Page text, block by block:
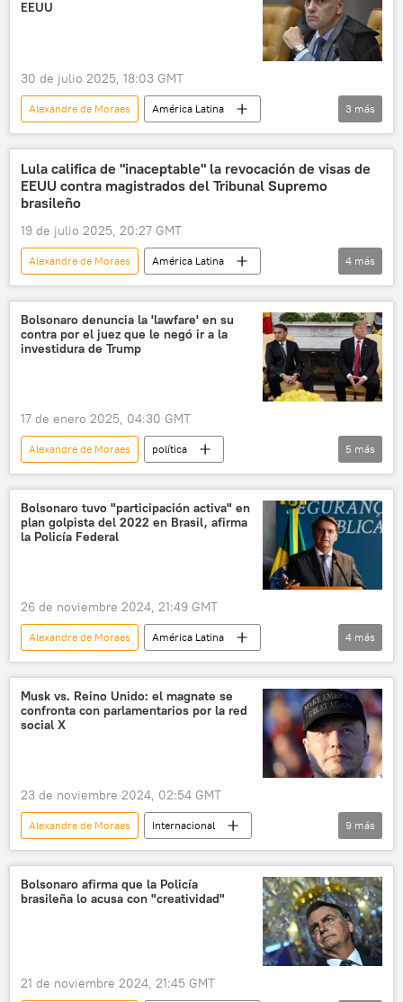
Oficina para el Control de Activos Extranjeros (OFAC)
EEUU
30 de julio 2025, 18:03 GMT
Alexandre de Moraes
América Latina
EEUU
Brasil
política
sanciones
3 más
Lula califica de "inaceptable" la revocación de visas de
EEUU contra magistrados del Tribunal Supremo
brasileño
19 de julio 2025, 20:27 GMT
Alexandre de Moraes
América Latina
Marco Rubio
política
Brasil
EEUU
4 más
Bolsonaro denuncia la 'lawfare' en su
contra por el juez que le negó ir a la
investidura de Trump
17 de enero 2025, 04:30 GMT
Alexandre de Moraes
política
Jair Bolsonaro
Donald Trump
Brasil
EEUU
América Latina
5 más
Bolsonaro tuvo "participación activa" en
plan golpista del 2022 en Brasil, afirma
la Policía Federal
26 de noviembre 2024, 21:49 GMT
Alexandre de Moraes
América Latina
política
Jair Bolsonaro
Brasil
golpe de Estado
4 más
Musk vs. Reino Unido: el magnate se
confronta con parlamentarios por la red
social X
23 de noviembre 2024, 02:54 GMT
Alexandre de Moraes
Internacional
política
Elon Musk
Chi Onwurah
Brasil
Reino Unido
X (red social)
The Guardian
9 más
Bolsonaro afirma que la Policía
brasileña lo acusa con "creatividad"
21 de noviembre 2024, 21:45 GMT